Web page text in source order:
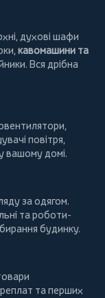
духові шафи
,кавомашини та
. Вся дрібна
,
повітря,
вашому домі.
за одягом.
тароботи-
будинку.
та перших